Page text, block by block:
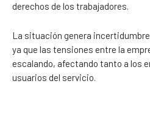
derechos de los trabajadores.
La situación genera
ya que las tensiones entre la
escalando, afectando tanto a los
usuarios del servicio.